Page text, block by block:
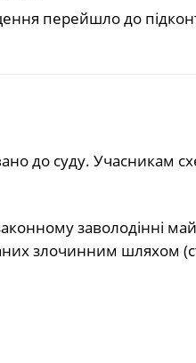
перейшло до
до суду. Учасникам
заволодінні
злочинним шляхом